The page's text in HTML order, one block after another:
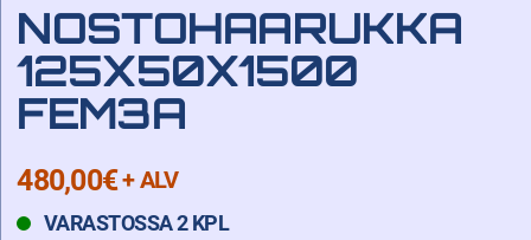
NOSTOHAARUKKA
125X50X1500
FEM3A
480,00€+ ALV
VARASTOSSA 2 KPL